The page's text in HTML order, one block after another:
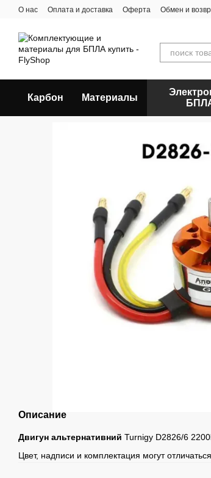
Перейти к основному контенту
О нас Оплата и доставка Оферта Обмен и
Карбон Материалы
Описание
Двигун альтернативний Turnigy D2826/6
Цвет, надписи и комплектация могут